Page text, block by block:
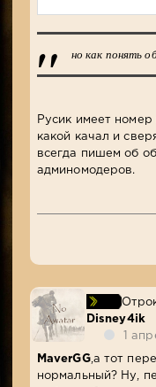
но как понять
Русик имеет номер
какой качал и
всегда пишем об
админомодеров.
Disney4ik
1
MaverGG,а тот
нормальный? Ну,